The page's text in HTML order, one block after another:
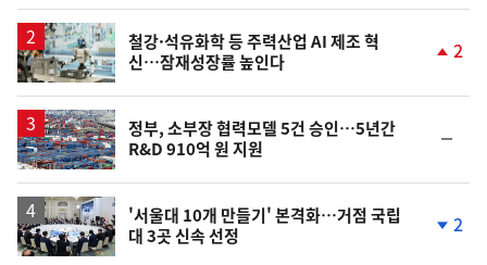
일
철강·석유화학 등 주력산업 AI 제조 혁
신…잠재성장률 높인다
상
2
정부, 소부장 협력모델 5건 승인…5년간
R&D 910억 원 지원
일
'서울대 10개 만들기' 본격화…거점 국립
대 3곳 신속 선정
2